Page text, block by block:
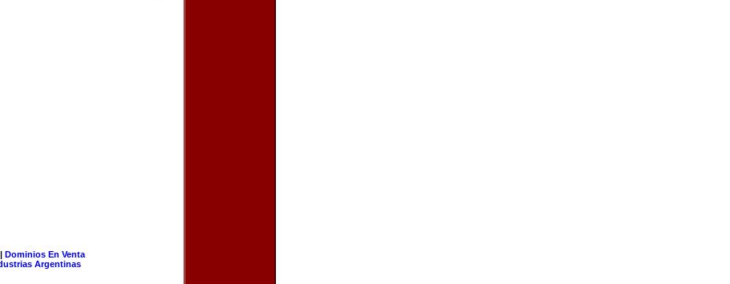
| Dominios En Venta
Argentinas